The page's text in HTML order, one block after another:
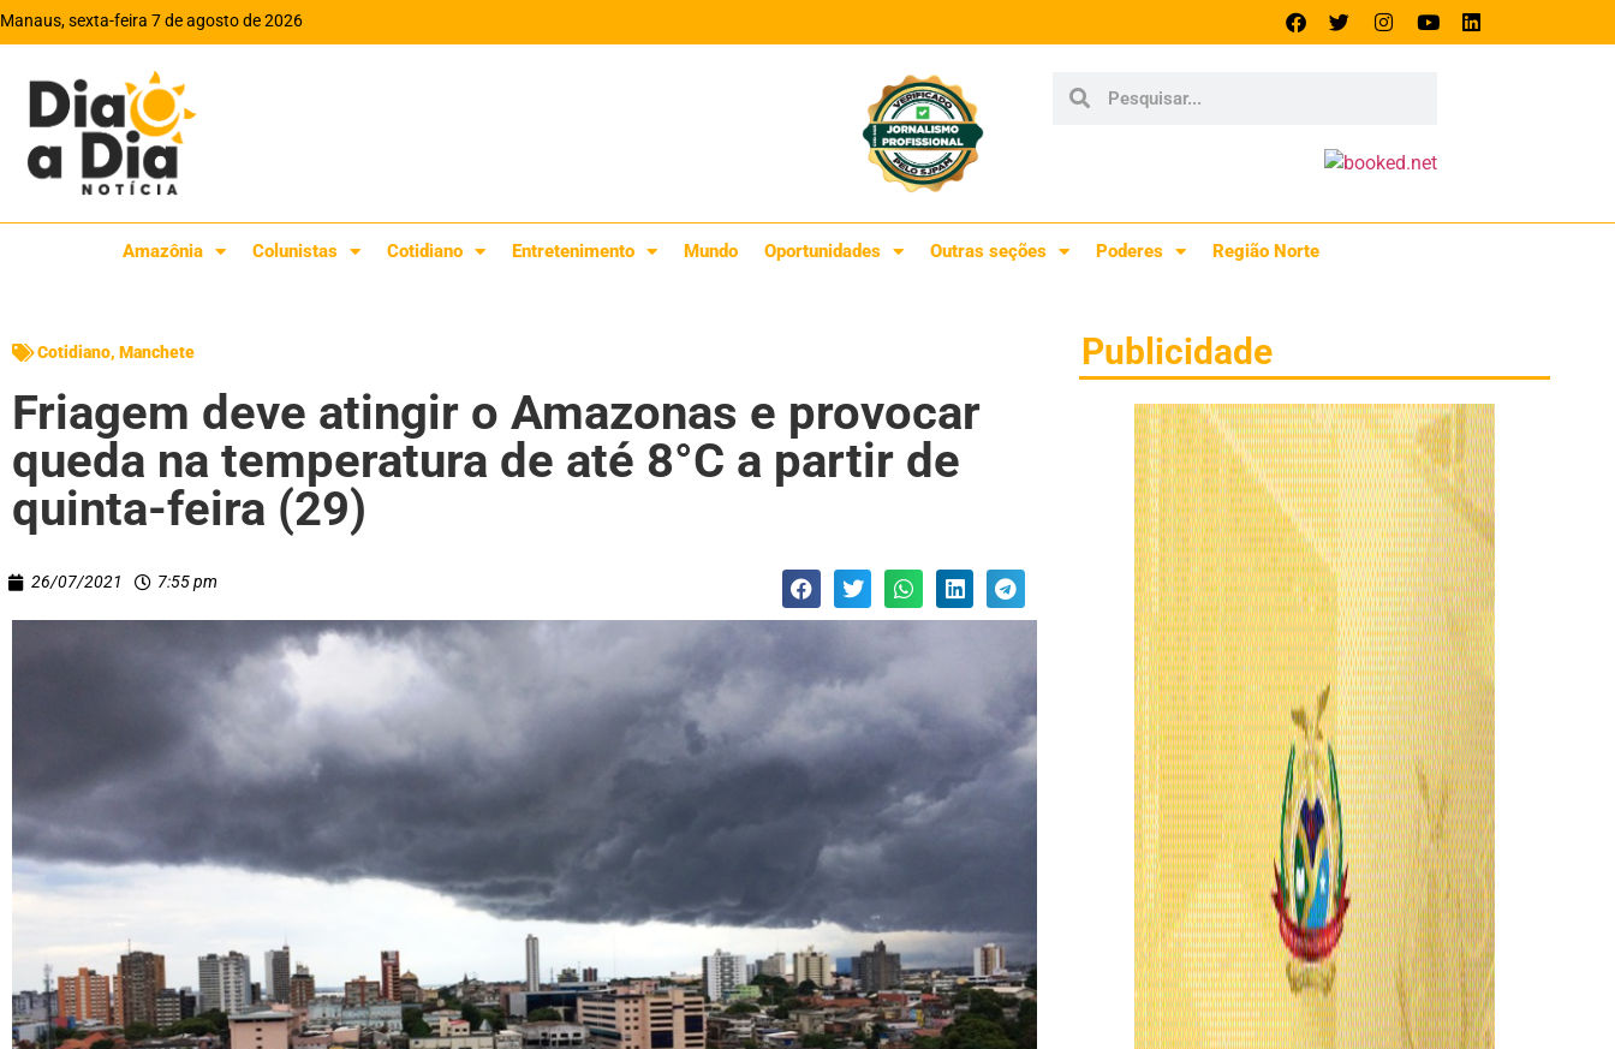
Manaus, sexta-feira 7 de agosto de 2026
Amazônia Colunistas Cotidiano Entretenimento Mundo Oportunidades Outras seções Poderes Região Norte
Cotidiano, Manchete
Friagem deve atingir o Amazonas e provocar
queda na temperatura de até 8°C a partir de
quinta-feira (29)
26/07/2021 7:55 pm
Publicidade